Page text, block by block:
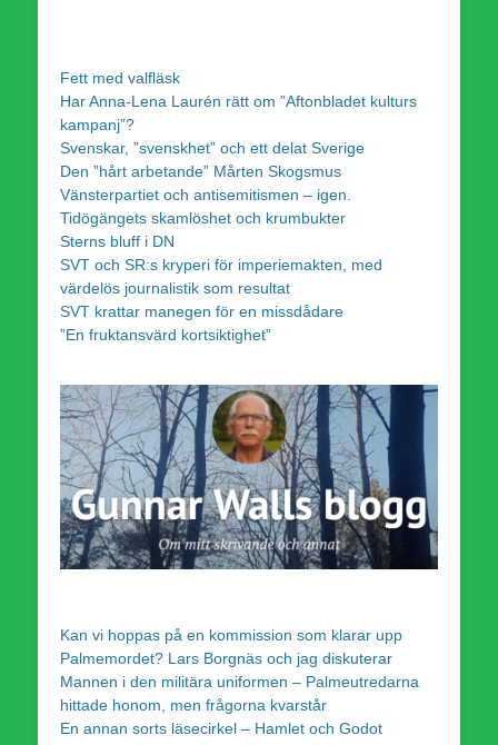
Fett med valfläsk
Har Anna-Lena Laurén rätt om ”Aftonbladet kulturs
kampanj”?
Svenskar, ”svenskhet” och ett delat Sverige
Den ”hårt arbetande” Mårten Skogsmus
Vänsterpartiet och antisemitismen – igen.
Tidögängets skamlöshet och krumbukter
Sterns bluff i DN
SVT och SR:s kryperi för imperiemakten, med
värdelös journalistik som resultat
SVT krattar manegen för en missdådare
”En fruktansvärd kortsiktighet”
Kan vi hoppas på en kommission som klarar upp
Palmemordet? Lars Borgnäs och jag diskuterar
Mannen i den militära uniformen – Palmeutredarna
hittade honom, men frågorna kvarstår
En annan sorts läsecirkel – Hamlet och Godot